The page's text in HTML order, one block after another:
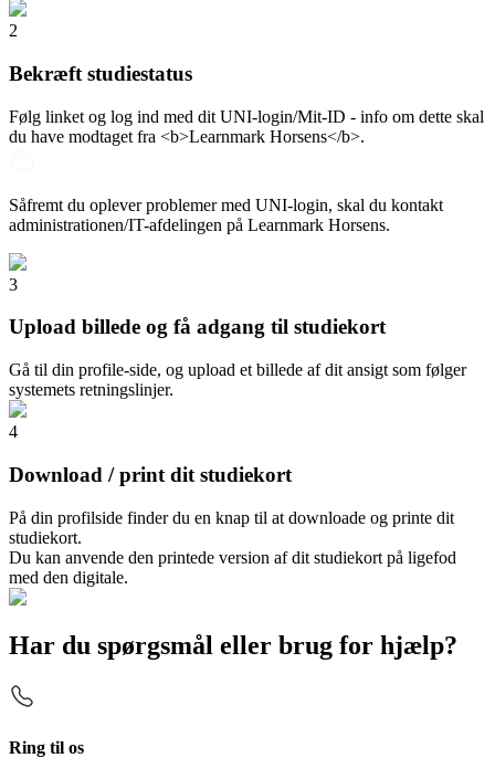
2
Bekræft studiestatus
Følg linket og log ind med dit UNI-login/Mit-ID - info om dette skal
du have modtaget fra <b>Learnmark Horsens</b>.
Såfremt du oplever problemer med UNI-login, skal du kontakt
administrationen/IT-afdelingen på Learnmark Horsens.
3
Upload billede og få adgang til studiekort
Gå til din profile-side, og upload et billede af dit ansigt som følger
systemets retningslinjer.
4
Download / print dit studiekort
På din profilside finder du en knap til at downloade og printe dit
studiekort.
Du kan anvende den printede version af dit studiekort på ligefod
med den digitale.
Har du spørgsmål eller brug for hjælp?
Ring til os